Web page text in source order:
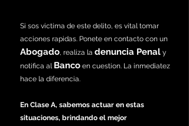
Si sos victima de este delito, es vital tomar
acciones rapidas. Ponete en contacto con un
Abogado, realiza la denuncia Penal y
notifica al Banco en cuestion. La inmediatez
hace la diferencia.
En Clase A, sabemos actuar en estas
situaciones, brindando el mejor